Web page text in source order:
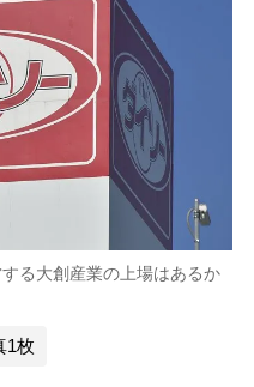
る大創産業の上場はあるか
1枚